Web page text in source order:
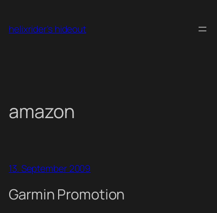
content
helixrider's hideout
amazon
13. September 2009
Garmin Promotion